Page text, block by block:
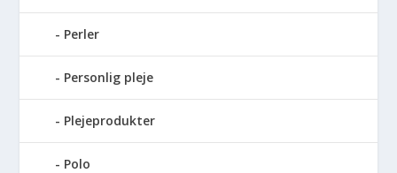
Perler
Personlig pleje
Plejeprodukter
Polo